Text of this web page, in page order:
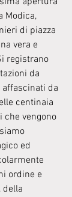
Modica,
di piazza
vera e
registrano
da
da
centinaia
che vengono
ed
ordine e
della